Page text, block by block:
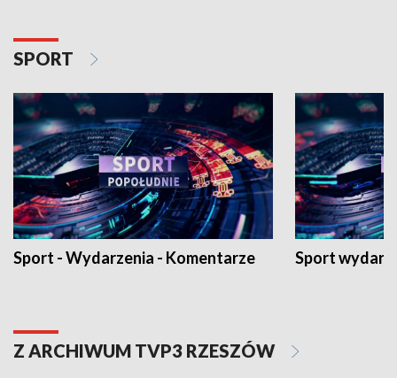
SPORT
Sport - Wydarzenia - Komentarze Sport
Z ARCHIWUM TVP3 RZESZÓW